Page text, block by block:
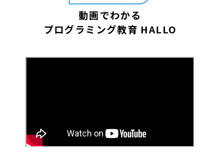
動画でわかる
プログラミング教育 HALLO